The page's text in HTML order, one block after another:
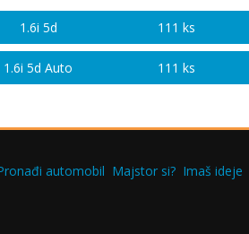
1.6i 5d
111 ks
1.6i 5d Auto 111 ks
automobil Majstor si? Imaš ideje